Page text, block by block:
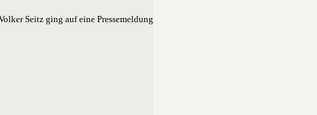
Seitz ging auf eine Pressemeldung